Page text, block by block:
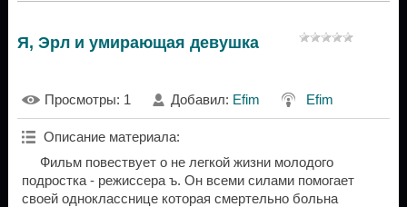
Я, Эрл и умирающая девушка
Просмотры: 1 Добавил: Efim Efim
Описание материала:
Фильм повествует о не легкой жизни молодого
подростка - режиссера ъ. Он всеми силами помогает
своей однокласснице которая смертельно больна